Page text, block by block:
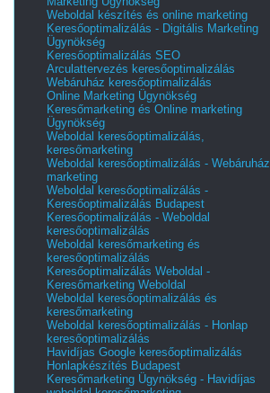
Weboldal készítés és online marketing
Keresőoptimalizálás - Digitális Marketing
Ügynökség
Keresőoptimalizálás SEO
Arculattervezés keresőoptimalizálás
Webáruház keresőoptimalizálás
Online Marketing Ügynökség
Keresőmarketing és Online marketing
Ügynökség
Weboldal keresőoptimalizálás,
keresőmarketing
Weboldal keresőoptimalizálás - Webáruház
marketing
Weboldal keresőoptimalizálás -
Keresőoptimalizálás Budapest
Keresőoptimalizálás - Weboldal
keresőoptimalizálás
Weboldal keresőmarketing és
keresőoptimalizálás
Keresőoptimalizálás Weboldal -
Keresőmarketing Weboldal
Weboldal keresőoptimalizálás és
keresőmarketing
Weboldal keresőoptimalizálás - Honlap
keresőoptimalizálás
Havidíjas Google keresőoptimalizálás
Honlapkészítés Budapest
Keresőmarketing Ügynökség - Havidíjas